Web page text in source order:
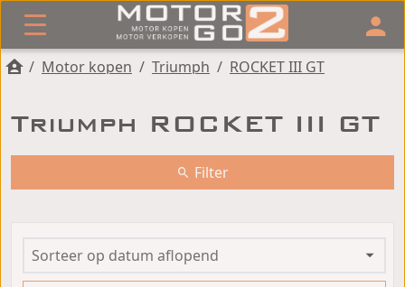
/ Motor kopen / Triumph / ROCKET III GT
Triumph ROCKET III GT
Filter